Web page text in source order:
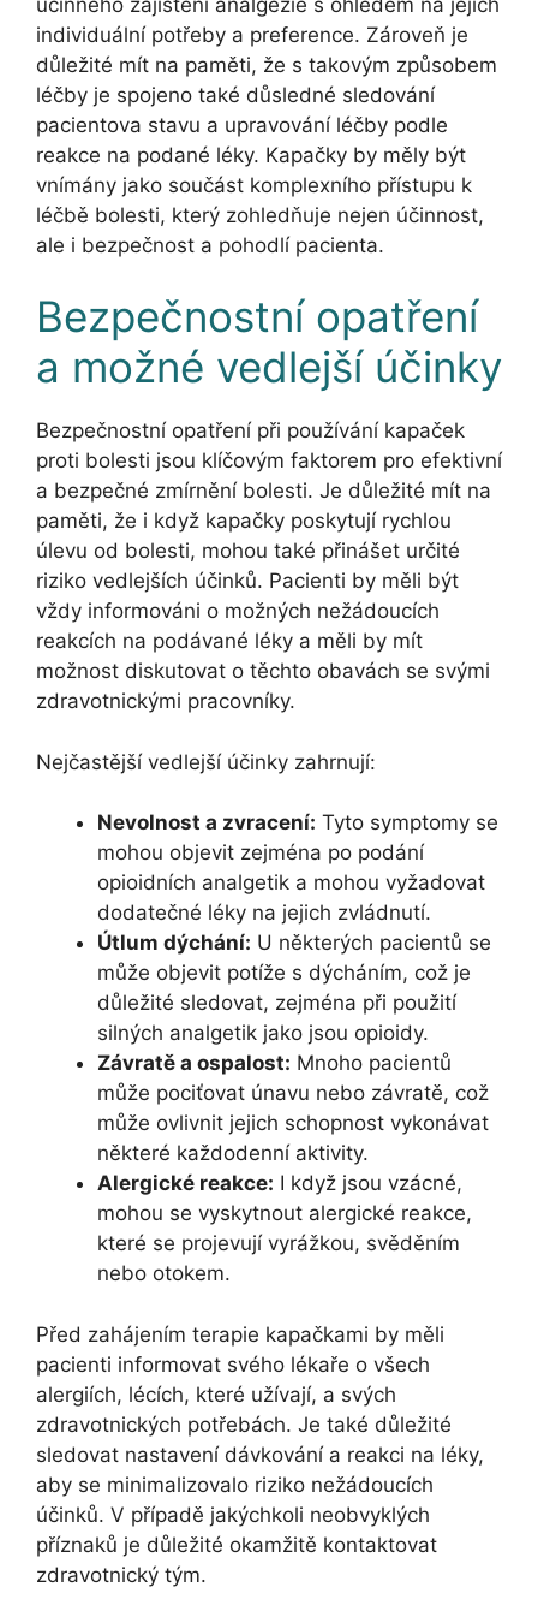
individuální potřeby a preference. Zároveň je
důležité mít na paměti, že s takovým způsobem
léčby je spojeno také důsledné sledování
pacientova stavu a upravování léčby podle
reakce na podané léky. Kapačky by měly být
vnímány jako součást komplexního přístupu k
léčbě bolesti, který zohledňuje nejen účinnost,
ale i bezpečnost a pohodlí pacienta.
Bezpečnostní opatření
a možné vedlejší účinky
Bezpečnostní opatření při používání kapaček
proti bolesti jsou klíčovým faktorem pro efektivní
a bezpečné zmírnění bolesti. Je důležité mít na
paměti, že i když kapačky poskytují rychlou
úlevu od bolesti, mohou také přinášet určité
riziko vedlejších účinků. Pacienti by měli být
vždy informováni o možných nežádoucích
reakcích na podávané léky a měli by mít
možnost diskutovat o těchto obavách se svými
zdravotnickými pracovníky.
Nejčastější vedlejší účinky zahrnují:
Nevolnost a zvracení: Tyto symptomy se
mohou objevit zejména po podání
opioidních analgetik a mohou vyžadovat
dodatečné léky na jejich zvládnutí.
Útlum dýchání: U některých pacientů se
může objevit potíže s dýcháním, což je
důležité sledovat, zejména při použití
silných analgetik jako jsou opioidy.
Závratě a ospalost: Mnoho pacientů
může pociťovat únavu nebo závratě, což
může ovlivnit jejich schopnost vykonávat
některé každodenní aktivity.
Alergické reakce: I když jsou vzácné,
mohou se vyskytnout alergické reakce,
které se projevují vyrážkou, svěděním
nebo otokem.
Před zahájením terapie kapačkami by měli
pacienti informovat svého lékaře o všech
alergiích, lécích, které užívají, a svých
zdravotnických potřebách. Je také důležité
sledovat nastavení dávkování a reakci na léky,
aby se minimalizovalo riziko nežádoucích
účinků. V případě jakýchkoli neobvyklých
příznaků je důležité okamžitě kontaktovat
zdravotnický tým.